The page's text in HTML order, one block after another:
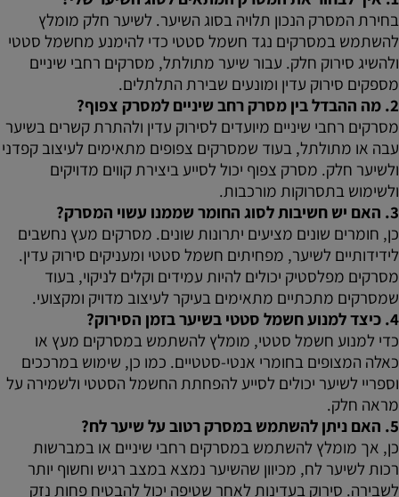
בחירת המסרק הנכון תלויה בסוג השיער. לשיער חלק מומלץ
להשתמש במסרקים נגד חשמל סטטי כדי להימנע מחשמל סטטי
ולהשיג סירוק חלק. עבור שיער מתולתל, מסרקים רחבי שיניים
מספקים סירוק עדין ומונעים שבירת התלתלים.
2. מה ההבדל בין מסרק רחב שיניים למסרק צפוף?
מסרקים רחבי שיניים מיועדים לסירוק עדין ולהתרת קשרים בשיער
עבה או מתולתל, בעוד שמסרקים צפופים מתאימים לעיצוב קפדני
ולשיער חלק. מסרק צפוף יכול לסייע ביצירת קווים מדויקים
ולשימוש בתסרוקות מורכבות.
3. האם יש חשיבות לסוג החומר שממנו עשוי המסרק?
כן, חומרים שונים מציעים יתרונות שונים. מסרקים מעץ נחשבים
לידידותיים לשיער, מפחיתים חשמל סטטי ומעניקים סירוק עדין.
מסרקים מפלסטיק יכולים להיות עמידים וקלים לניקוי, בעוד
שמסרקים מתכתיים מתאימים בעיקר לעיצוב מדויק ומקצועי.
4. כיצד למנוע חשמל סטטי בשיער בזמן הסירוק?
כדי למנוע חשמל סטטי, מומלץ להשתמש במסרקים מעץ או
כאלה המצופים בחומרי אנטי-סטטיים. כמו כן, שימוש במרככים
וספריי לשיער יכולים לסייע להפחתת החשמל הסטטי ולשמירה על
מראה חלק.
5. האם ניתן להשתמש במסרק רטוב על שיער לח?
כן, אך מומלץ להשתמש במסרקים רחבי שיניים או במברשות
רכות לשיער לח, מכיוון שהשיער נמצא במצב רגיש וחשוף יותר
לשבירה. סירוק בעדינות לאחר שטיפה יכול להבטיח פחות נזק